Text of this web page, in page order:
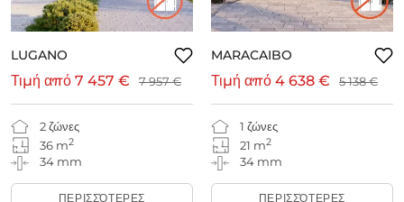
LUGANO
2 ζώνες
36 m2
34 mm
Τιμή από 7 457 € 7 957 €
ΠΕΡΙΣΣΌΤΕΡΕΣ
MARACAIBO
1 ζώνες
21 m2
34 mm
Τιμή από 4 638 € 5 138 €
ΠΕΡΙΣΣΌΤΕΡΕΣ